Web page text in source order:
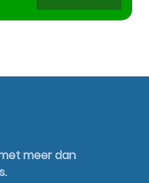
meer dan